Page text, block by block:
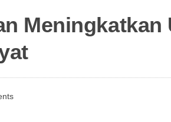
Meningkatkan